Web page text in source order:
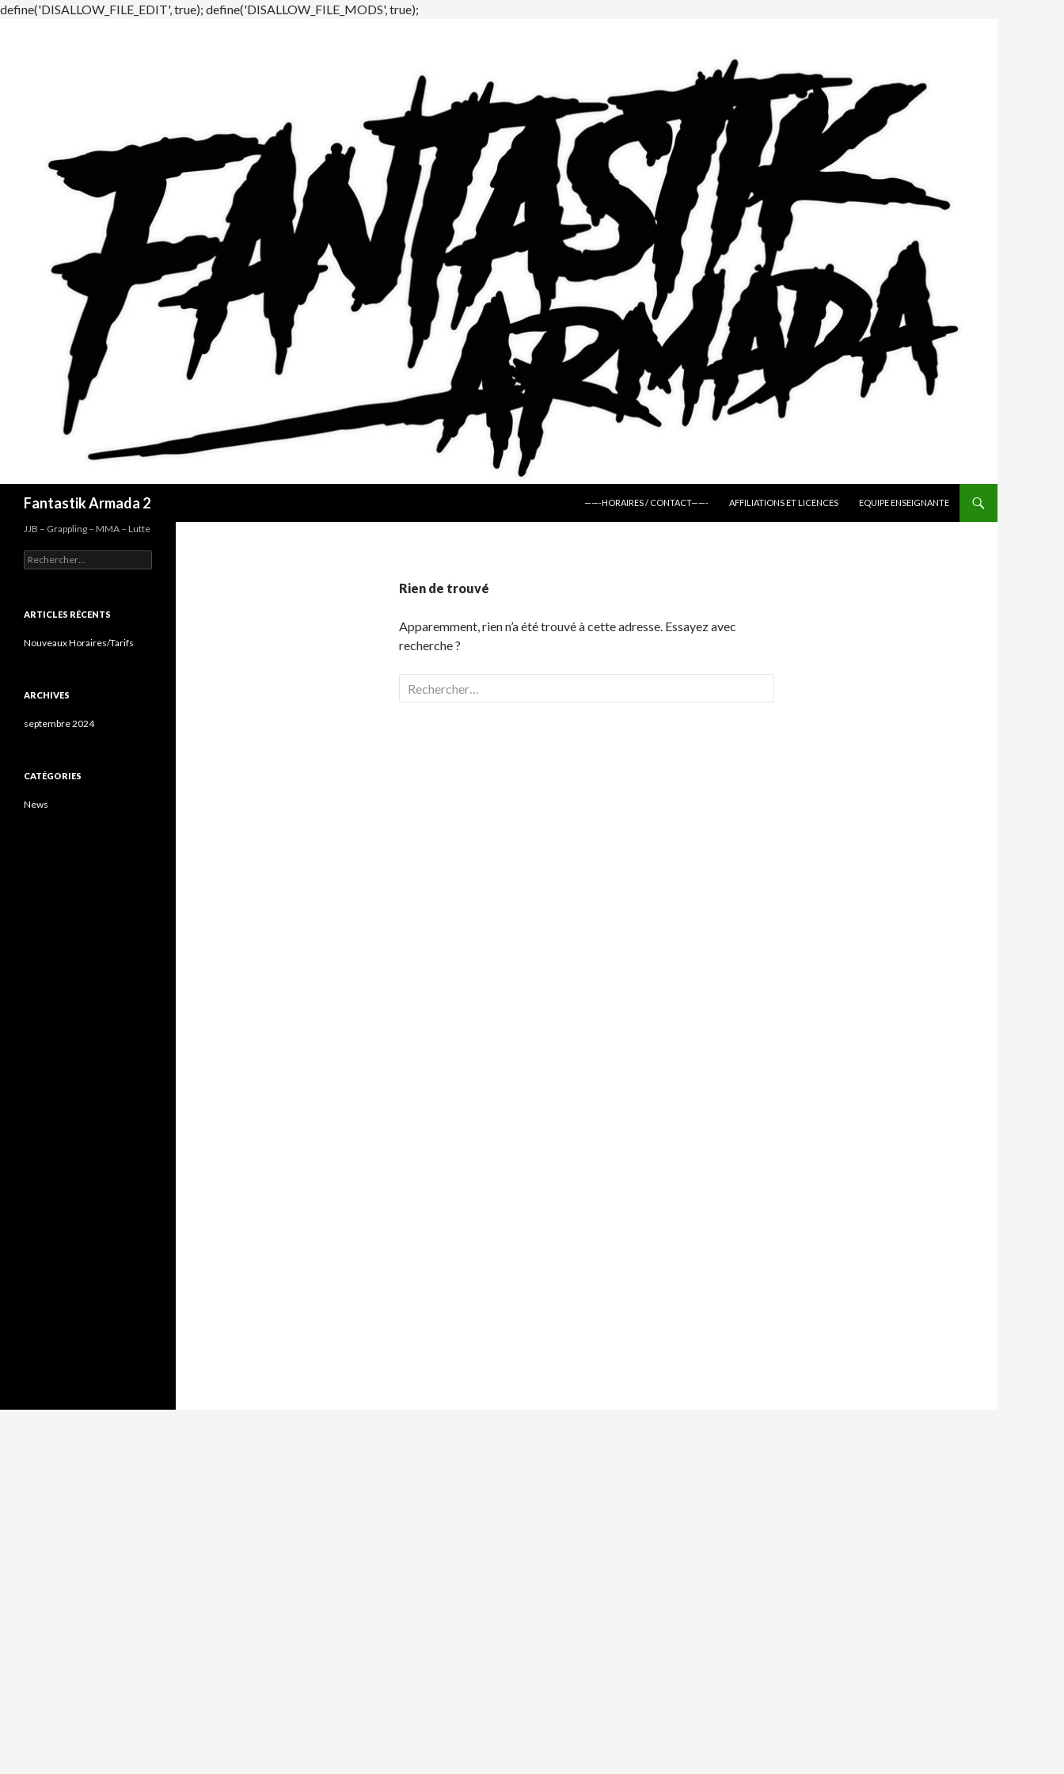
define('DISALLOW_FILE_EDIT', true); define('DISALLOW_FILE_MODS', true);
Fantastik Armada 2
——-HORAIRES / CONTACT——-
AFFILIATIONS ET LICENCES EQUIPE ENSEIGNANTE
Rien de trouvé
Apparemment, rien n’a été trouvé à cette adresse. Essayez avec
recherche ?
Rechercher :
JJB – Grappling – MMA – Lutte
Rechercher :
ARTICLES RÉCENTS
Nouveaux Horaires/Tarifs
ARCHIVES
septembre 2024
CATÉGORIES
News